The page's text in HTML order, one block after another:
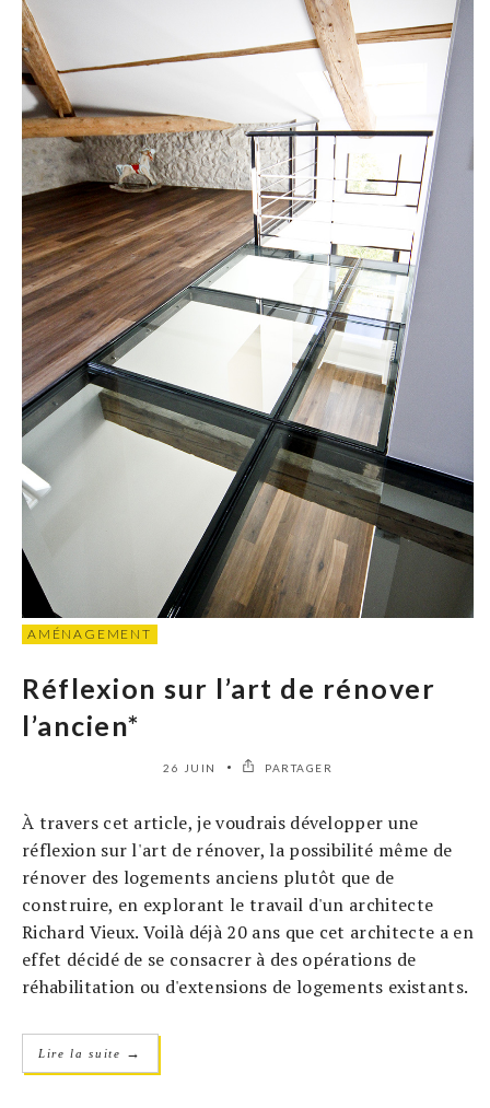
AMÉNAGEMENT
Réflexion sur l’art de rénover
l’ancien*
26 JUIN PARTAGER
À travers cet article, je voudrais développer une
réflexion sur l'art de rénover, la possibilité même de
rénover des logements anciens plutôt que de
construire, en explorant le travail d'un architecte
Richard Vieux. Voilà déjà 20 ans que cet architecte a en
effet décidé de se consacrer à des opérations de
réhabilitation ou d'extensions de logements existants.
Lire la suite →